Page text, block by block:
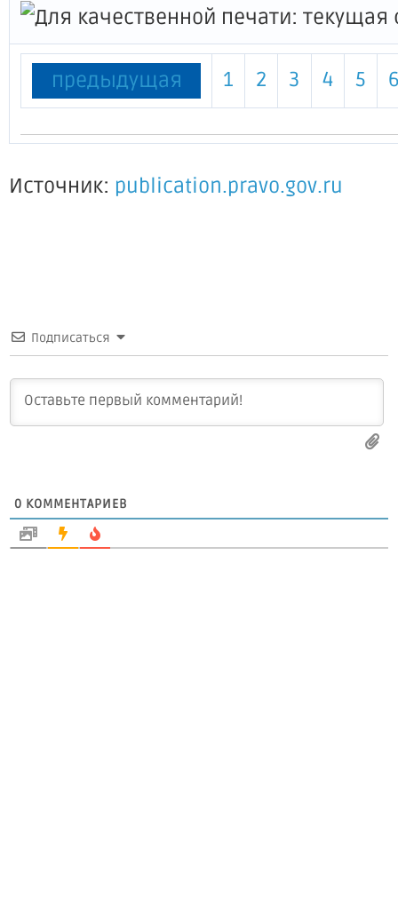
предыдущая 1 2 3 4 5
Источник: publication.pravo.gov.ru
Подписаться
0 КОММЕНТАРИЕВ